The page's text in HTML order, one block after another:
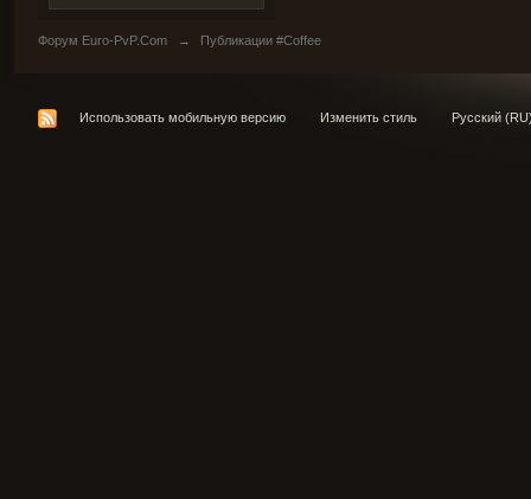
Форум Euro-PvP.Com → Публикации #Coffee
Использовать мобильную версию Изменить стиль Русский